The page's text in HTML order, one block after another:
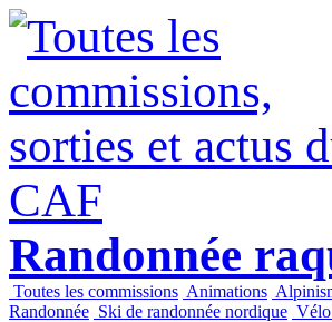
Randonnée
Toutes les commissions Animations
Randonnée Ski de randonnée nordique Vélo